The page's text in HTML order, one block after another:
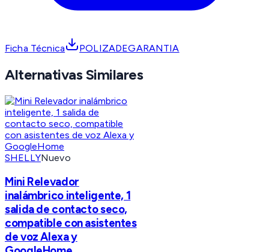
Ficha Técnica POLIZADEGARANTIA
Alternativas Similares
SHELLYNuevo
Mini Relevador
inalámbrico inteligente, 1
salida de contacto seco,
compatible con asistentes
de voz Alexa y